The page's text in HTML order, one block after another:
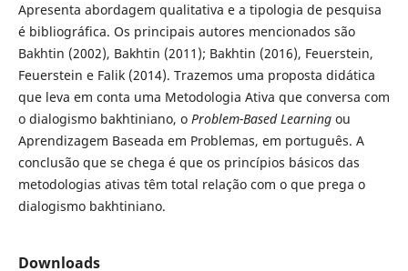
Apresenta abordagem qualitativa e a tipologia de pesquisa
é bibliográfica. Os principais autores mencionados são
Bakhtin (2002), Bakhtin (2011); Bakhtin (2016), Feuerstein,
Feuerstein e Falik (2014). Trazemos uma proposta didática
que leva em conta uma Metodologia Ativa que conversa com
o dialogismo bakhtiniano, o Problem-Based Learningou
Aprendizagem Baseada em Problemas, em português. A
conclusão que se chega é que os princípios básicos das
metodologias ativas têm total relação com o que prega o
dialogismo bakhtiniano.
Downloads